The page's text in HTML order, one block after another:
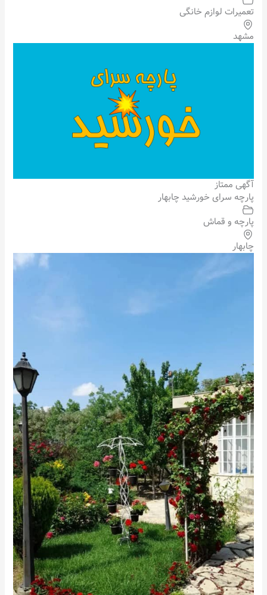
تعمیرات لوازم خانگی
مشهد
آگهی ممتاز
پارچه سرای خورشید چابهار
پارچه و قماش
چابهار